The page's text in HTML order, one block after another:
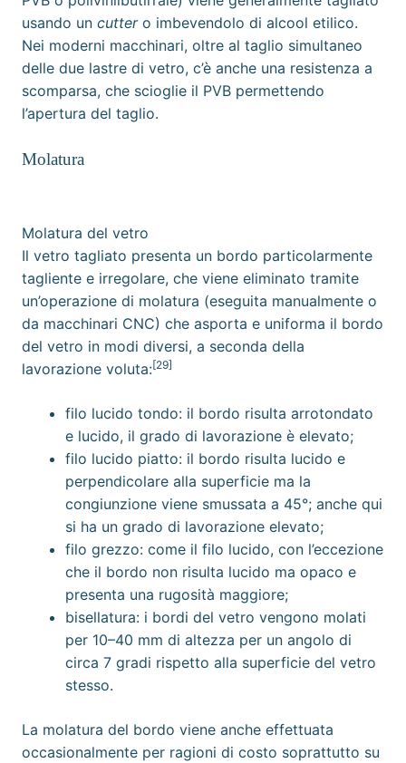
usando un cuttero imbevendolo di alcool etilico.
Nei moderni macchinari, oltre al taglio simultaneo
delle due lastre di vetro, c’è anche una resistenza a
scomparsa, che scioglie il PVB permettendo
l’apertura del taglio.
Molatura
Molatura del vetro
Il vetro tagliato presenta un bordo particolarmente
tagliente e irregolare, che viene eliminato tramite
un’operazione di molatura (eseguita manualmente o
da macchinari CNC) che asporta e uniforma il bordo
del vetro in modi diversi, a seconda della
lavorazione voluta:[29]
filo lucido tondo: il bordo risulta arrotondato
e lucido, il grado di lavorazione è elevato;
filo lucido piatto: il bordo risulta lucido e
perpendicolare alla superficie ma la
congiunzione viene smussata a 45°; anche qui
si ha un grado di lavorazione elevato;
filo grezzo: come il filo lucido, con l’eccezione
che il bordo non risulta lucido ma opaco e
presenta una rugosità maggiore;
bisellatura: i bordi del vetro vengono molati
per 10–40 mm di altezza per un angolo di
circa 7 gradi rispetto alla superficie del vetro
stesso.
La molatura del bordo viene anche effettuata
occasionalmente per ragioni di costo soprattutto su